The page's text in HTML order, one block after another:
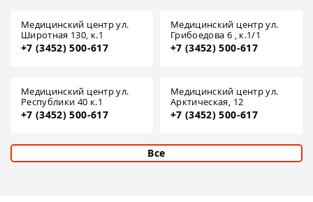
Медицинский центр ул.
Широтная 130, к.1
+7 (3452) 500-617
Медицинский центр ул.
Грибоедова 6 , к.1/1
+7 (3452) 500-617
Медицинский центр ул.
Республики 40 к.1
+7 (3452) 500-617
Медицинский центр ул.
Арктическая, 12
+7 (3452) 500-617
Все